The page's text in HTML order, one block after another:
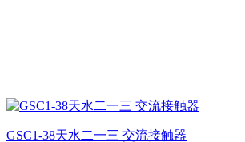
GSC1-38天水二一三 交流接触器